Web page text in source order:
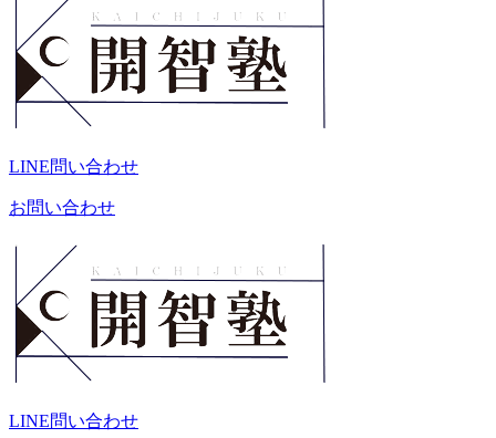
LINE問い合わせ
お問い合わせ
LINE問い合わせ